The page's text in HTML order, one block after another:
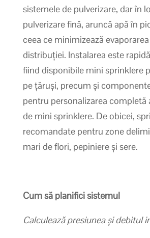
sistemele de pulverizare, dar în
pulverizare fină, aruncă apă în
ceea ce minimizează
distribuției. Instalarea este
fiind disponibile mini sprinklere
pe țăruși, precum și
pentru personalizarea completă
de mini sprinklere. De obicei,
recomandate pentru zone
mari de flori, pepiniere și sere.
Cum să planifici sistemul
Calculează presiunea și debitul